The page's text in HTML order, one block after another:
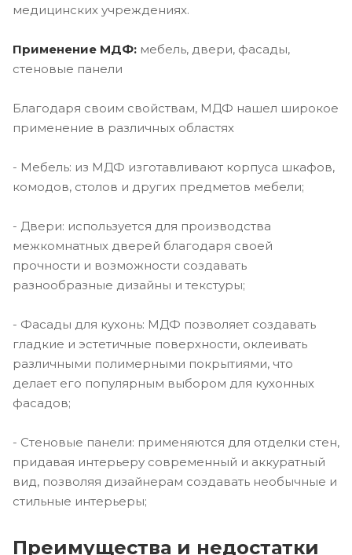
медицинских учреждениях.
Применение МДФ: мебель, двери, фасады,
стеновые панели
Благодаря своим свойствам, МДФ нашел широкое
применение в различных областях
- Мебель: из МДФ изготавливают корпуса шкафов,
комодов, столов и других предметов мебели;
- Двери: используется для производства
межкомнатных дверей благодаря своей
прочности и возможности создавать
разнообразные дизайны и текстуры;
- Фасады для кухонь: МДФ позволяет создавать
гладкие и эстетичные поверхности, оклеивать
различными полимерными покрытиями, что
делает его популярным выбором для кухонных
фасадов;
- Стеновые панели: применяются для отделки стен,
придавая интерьеру современный и аккуратный
вид, позволяя дизайнерам создавать необычные и
стильные интерьеры;
Преимущества и недостатки